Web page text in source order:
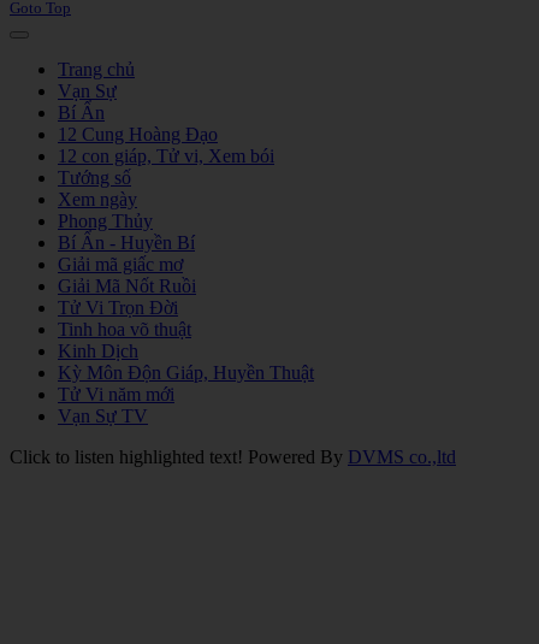
Goto Top
Trang chủ
Vạn Sự
Bí Ẩn
12 Cung Hoàng Đạo
12 con giáp, Tử vi, Xem bói
Tướng số
Xem ngày
Phong Thủy
Bí Ẩn - Huyền Bí
Giải mã giấc mơ
Giải Mã Nốt Ruồi
Tử Vi Trọn Đời
Tinh hoa võ thuật
Kinh Dịch
Kỳ Môn Độn Giáp, Huyền Thuật
Tử Vi năm mới
Vạn Sự TV
Click to listen highlighted text! Powered By DVMS co.,ltd